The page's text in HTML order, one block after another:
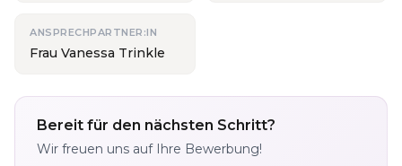
ANSPRECHPARTNER:IN
Frau Vanessa Trinkle
Bereit für den nächsten Schritt?
Wir freuen uns auf Ihre Bewerbung!